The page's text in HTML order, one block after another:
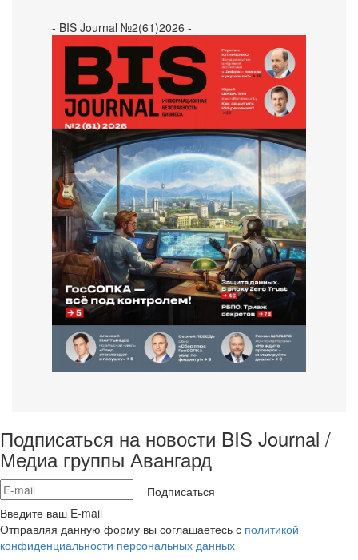
- BIS Journal №2(61)2026 -
Подписаться на новости BIS Journal /
Медиа группы Авангард
Подписаться
Введите ваш E-mail
Отправляя данную форму вы соглашаетесь с политикой
конфиденциальности персональных данных